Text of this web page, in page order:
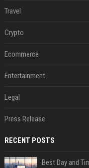
Travel
Crypto
Ecommerce
Entertainment
Legal
Press Release
RECENT POSTS
Best Day and